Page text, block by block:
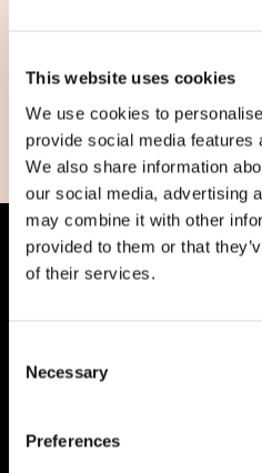
This website uses cookies
We use cookies to
provide social media features
We also share information
our social media, advertising
may combine it with other
provided to them or that
of their services.
Selection
Necessary
Preferences
Lavóro